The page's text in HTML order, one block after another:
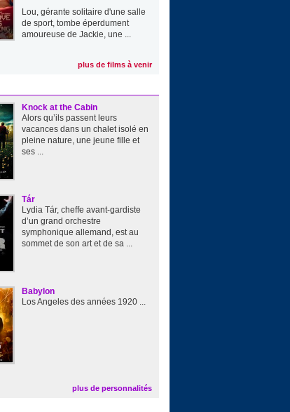
Lou, gérante solitaire d'une salle
de sport, tombe éperdument
amoureuse de Jackie, une ...
plus de films à venir
Knock at the Cabin
Alors qu’ils passent leurs
vacances dans un chalet isolé en
pleine nature, une jeune fille et
ses ...
Tár
Lydia Tár, cheffe avant-gardiste
d’un grand orchestre
symphonique allemand, est au
sommet de son art et de sa ...
Babylon
Los Angeles des années 1920 ...
plus de personnalités